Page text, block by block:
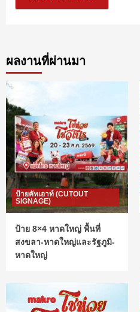
ผลงานที่ผ่านมา
ป้ายคัทเอาท์ (CUTOUT
SIGNAGE)
ป้าย 8×4 หาดใหญ่ พื้นที่
สงขลา-หาดใหญ่และรัฐภูมิ-
หาดใหญ่